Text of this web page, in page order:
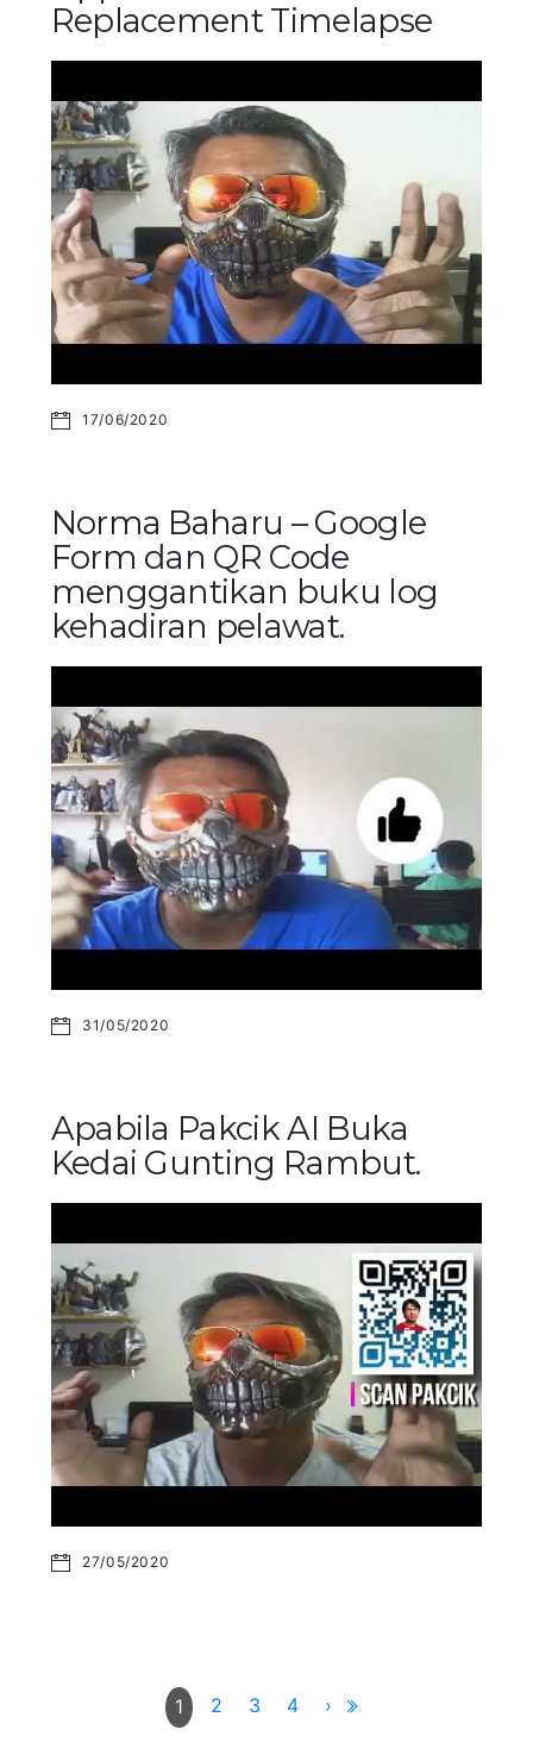
Replacement Timelapse
17/06/2020
Norma Baharu – Google
Form dan QR Code
menggantikan buku log
kehadiran pelawat.
31/05/2020
Apabila Pakcik AI Buka
Kedai Gunting Rambut.
27/05/2020
1 2 3 4 ›